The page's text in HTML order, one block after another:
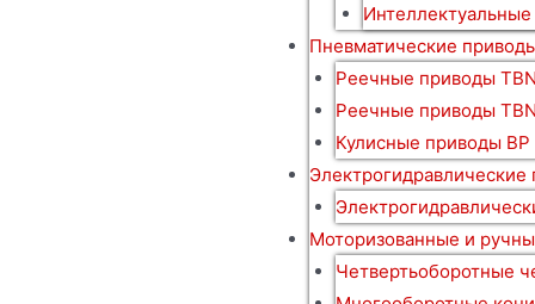
Пневматические
Реечные приводы
Реечные приводы
Кулисные приводы BP
Электрогидравлические
Моторизованные и
Четвертьоборотные